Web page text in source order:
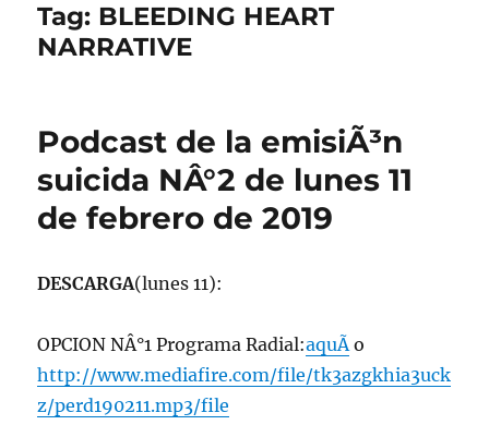
Tag: BLEEDING HEART
NARRATIVE
Podcast de la emisiÃ³n
suicida NÂ°2 de lunes 11
de febrero de 2019
DESCARGA(lunes 11):
OPCION NÂ°1 Programa Radial:aquÃ­o
http://www.mediafire.com/file/tk3azgkhia3uck
z/perd190211.mp3/file